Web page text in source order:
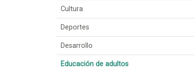
Cultura
Deportes
Desarrollo
Educación de adultos